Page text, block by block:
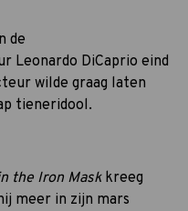
de
Leonardo DiCaprio eind
wilde graag laten
tieneridool.
the Iron Maskkreeg
meer in zijn mars